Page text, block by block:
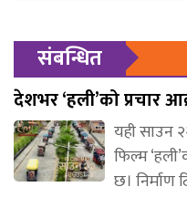
संबन्धित
देशभर ‘हली’को प्रचार
यही साउन
फिल्म
छ। निर्माण